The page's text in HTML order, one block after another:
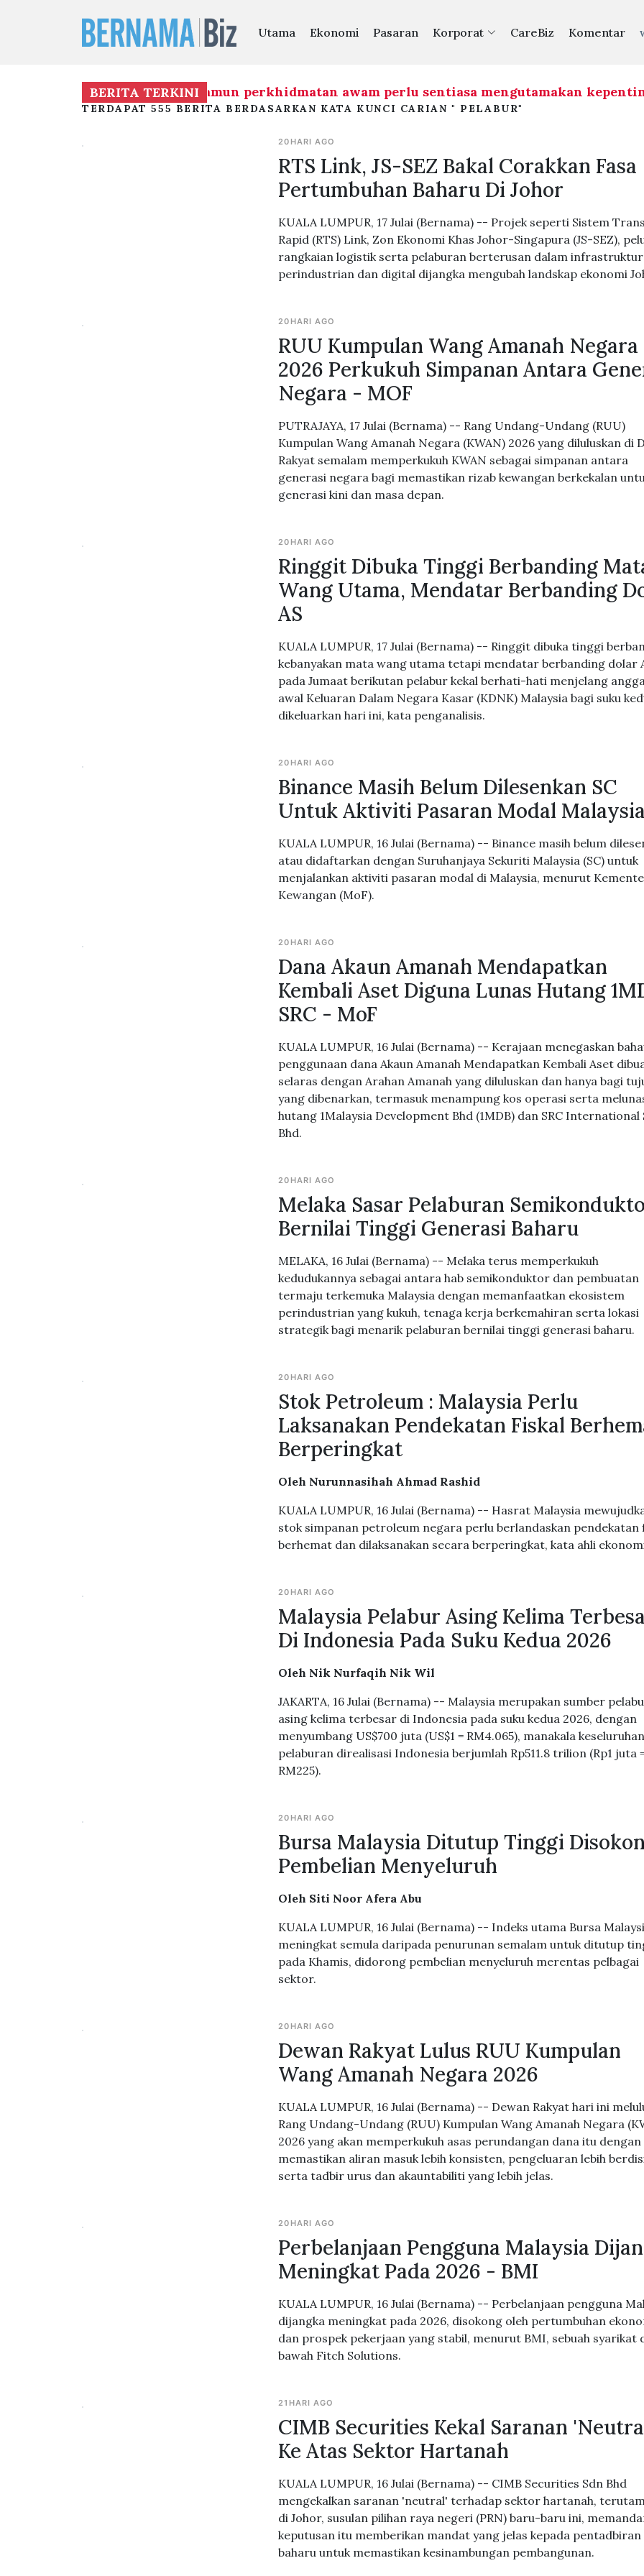
Utama Ekonomi Pasaran Korporat CareBiz Komentar
BERITA TERKINI
mandat kerajaan, namun perkhidmatan awam perlu sentiasa mengutamakan
TERDAPAT 555 BERITA BERDASARKAN KATA KUNCI CARIAN " PELABUR"
20HARI AGO
RTS Link, JS-SEZ Bakal Corakkan Fasa
Pertumbuhan Baharu Di Johor
KUALA LUMPUR, 17 Julai (Bernama) -- Projek seperti Sistem
Rapid (RTS) Link, Zon Ekonomi Khas Johor-Singapura (JS-SEZ),
rangkaian logistik serta pelaburan berterusan dalam infrastruktur
perindustrian dan digital dijangka mengubah landskap ekonomi
20HARI AGO
RUU Kumpulan Wang Amanah Negara
2026 Perkukuh Simpanan Antara
Negara - MOF
PUTRAJAYA, 17 Julai (Bernama) -- Rang Undang-Undang (RUU)
Kumpulan Wang Amanah Negara (KWAN) 2026 yang diluluskan di
Rakyat semalam memperkukuh KWAN sebagai simpanan antara
generasi negara bagi memastikan rizab kewangan berkekalan
generasi kini dan masa depan.
20HARI AGO
Ringgit Dibuka Tinggi Berbanding
Wang Utama, Mendatar Berbanding
AS
KUALA LUMPUR, 17 Julai (Bernama) -- Ringgit dibuka tinggi
kebanyakan mata wang utama tetapi mendatar berbanding dolar
pada Jumaat berikutan pelabur kekal berhati-hati menjelang
awal Keluaran Dalam Negara Kasar (KDNK) Malaysia bagi suku
dikeluarkan hari ini, kata penganalisis.
20HARI AGO
Binance Masih Belum Dilesenkan SC
Untuk Aktiviti Pasaran Modal Malaysia
KUALA LUMPUR, 16 Julai (Bernama) -- Binance masih belum
atau didaftarkan dengan Suruhanjaya Sekuriti Malaysia (SC) untuk
menjalankan aktiviti pasaran modal di Malaysia, menurut
Kewangan (MoF).
20HARI AGO
Dana Akaun Amanah Mendapatkan
Kembali Aset Diguna Lunas Hutang
SRC - MoF
KUALA LUMPUR, 16 Julai (Bernama) -- Kerajaan menegaskan
penggunaan dana Akaun Amanah Mendapatkan Kembali Aset
selaras dengan Arahan Amanah yang diluluskan dan hanya bagi
yang dibenarkan, termasuk menampung kos operasi serta
hutang 1Malaysia Development Bhd (1MDB) dan SRC International
Bhd.
20HARI AGO
Melaka Sasar Pelaburan
Bernilai Tinggi Generasi Baharu
MELAKA, 16 Julai (Bernama) -- Melaka terus memperkukuh
kedudukannya sebagai antara hab semikonduktor dan pembuatan
termaju terkemuka Malaysia dengan memanfaatkan ekosistem
perindustrian yang kukuh, tenaga kerja berkemahiran serta lokasi
strategik bagi menarik pelaburan bernilai tinggi generasi baharu.
20HARI AGO
Stok Petroleum : Malaysia Perlu
Laksanakan Pendekatan Fiskal
Berperingkat
Oleh Nurunnasihah Ahmad Rashid
KUALA LUMPUR, 16 Julai (Bernama) -- Hasrat Malaysia
stok simpanan petroleum negara perlu berlandaskan pendekatan
berhemat dan dilaksanakan secara berperingkat, kata ahli
20HARI AGO
Malaysia Pelabur Asing Kelima
Di Indonesia Pada Suku Kedua 2026
Oleh Nik Nurfaqih Nik Wil
JAKARTA, 16 Julai (Bernama) -- Malaysia merupakan sumber
asing kelima terbesar di Indonesia pada suku kedua 2026, dengan
menyumbang US$700 juta (US$1 = RM4.065), manakala keseluruhan
pelaburan direalisasi Indonesia berjumlah Rp511.8 trilion (Rp1 juta
RM225).
20HARI AGO
Bursa Malaysia Ditutup Tinggi
Pembelian Menyeluruh
Oleh Siti Noor Afera Abu
KUALA LUMPUR, 16 Julai (Bernama) -- Indeks utama Bursa
meningkat semula daripada penurunan semalam untuk ditutup
pada Khamis, didorong pembelian menyeluruh merentas pelbagai
sektor.
20HARI AGO
Dewan Rakyat Lulus RUU Kumpulan
Wang Amanah Negara 2026
KUALA LUMPUR, 16 Julai (Bernama) -- Dewan Rakyat hari ini
Rang Undang-Undang (RUU) Kumpulan Wang Amanah Negara
2026 yang akan memperkukuh asas perundangan dana itu dengan
memastikan aliran masuk lebih konsisten, pengeluaran lebih
serta tadbir urus dan akauntabiliti yang lebih jelas.
20HARI AGO
Perbelanjaan Pengguna Malaysia
Meningkat Pada 2026 - BMI
KUALA LUMPUR, 16 Julai (Bernama) -- Perbelanjaan pengguna
dijangka meningkat pada 2026, disokong oleh pertumbuhan
dan prospek pekerjaan yang stabil, menurut BMI, sebuah syarikat
bawah Fitch Solutions.
21HARI AGO
CIMB Securities Kekal Saranan
Ke Atas Sektor Hartanah
KUALA LUMPUR, 16 Julai (Bernama) -- CIMB Securities Sdn Bhd
mengekalkan saranan 'neutral' terhadap sektor hartanah,
di Johor, susulan pilihan raya negeri (PRN) baru-baru ini,
keputusan itu memberikan mandat yang jelas kepada pentadbiran
baharu untuk memastikan kesinambungan pembangunan.